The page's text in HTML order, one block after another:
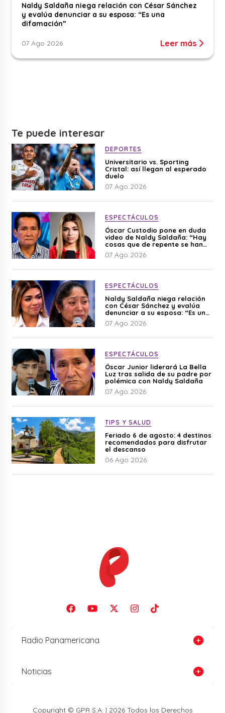
Naldy Saldaña niega relación con César Sánchez
y evalúa denunciar a su esposa: “Es una
difamación”
07 Ago 2026 Leer más
Te puede interesar
DEPORTES
Universitario vs. Sporting
Cristal: así llegan al esperado
duelo
07 Ago 2026
ESPECTÁCULOS
Óscar Custodio pone en duda
video de Naldy Saldaña: “Hay
cosas que de repente se han
editado”
07 Ago 2026
ESPECTÁCULOS
Naldy Saldaña niega relación
con César Sánchez y evalúa
denunciar a su esposa: “Es una
difamación”
07 Ago 2026
ESPECTÁCULOS
Óscar Junior liderará La Bella
Luz tras salida de su padre por
polémica con Naldy Saldaña
07 Ago 2026
TIPS Y SALUD
Feriado 6 de agosto: 4 destinos
recomendados para disfrutar
el descanso
06 Ago 2026
Radio Panamericana
Noticias
Copyright © GPR S.A. | 2026 Todos los Derechos